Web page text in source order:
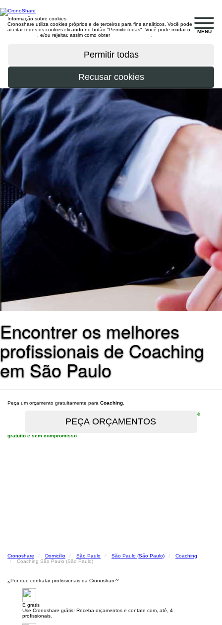
MENU
Informação sobre cookies
Cronoshare utiliza cookies próprios e de terceiros para fins analíticos. Você pode
aceitar todos os cookies clicando no botão "Permitir todas". Você pode mudar o
, e/ou rejeitar, assim como obter
Encontrer os melhores
profissionais de Coaching
em São Paulo
Peça um orçamento gratuitamente para Coaching
é
gratuito e sem compromisso
Cronoshare Domicílio São Paulo São Paulo (São Paulo)
Coaching
Coaching São Paulo (São Paulo)
¿Por que contratar profissionais da Cronoshare?
É grátis
Use Cronoshare grátis! Receba orçamentos e contate com, até, 4
profissionais.